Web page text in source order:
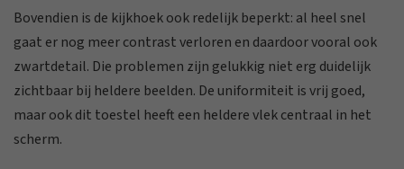
Bovendien is de kijkhoek ook redelijk beperkt: al heel snel
gaat er nog meer contrast verloren en daardoor vooral ook
zwartdetail. Die problemen zijn gelukkig niet erg duidelijk
zichtbaar bij heldere beelden. De uniformiteit is vrij goed,
maar ook dit toestel heeft een heldere vlek centraal in het
scherm.